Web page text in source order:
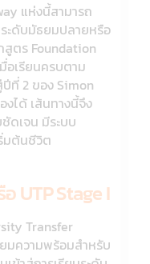
แห่งนี้สามารถ
ะดับมัธยมปลายหรือ
สูตร Foundation
อเรียนครบตาม
ปีที่ 2 ของ Simon
งได้ เส้นทางนี้จึง
ดเจน มีระบบ
มต้นชีวิต
UTP Stage I
Transfer
มความพร้อมสำหรับ